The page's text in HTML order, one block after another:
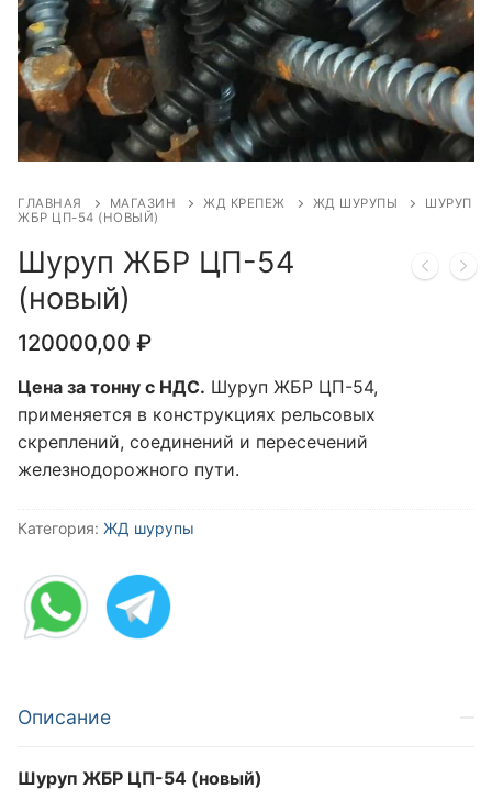
ГЛАВНАЯ МАГАЗИН ЖД КРЕПЕЖ ЖД ШУРУПЫ
ШУРУП
ЖБР ЦП-54 (НОВЫЙ)
Шуруп ЖБР ЦП-54
(новый)
120000,00 ₽
Цена за тонну с НДС. Шуруп ЖБР ЦП-54,
применяется в конструкциях рельсовых
скреплений, соединений и пересечений
железнодорожного пути.
Категория: ЖД шурупы
Описание
Шуруп ЖБР ЦП-54 (новый)